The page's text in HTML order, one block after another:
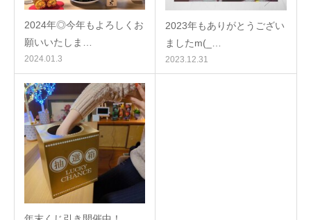
2024年◎今年もよろしくお
願いいたしま…
2024.01.3
2023年もありがとうござい
ましたm(_…
2023.12.31